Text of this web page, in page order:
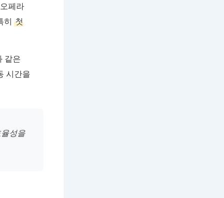
페라
히 첫
같은
시간을
성을